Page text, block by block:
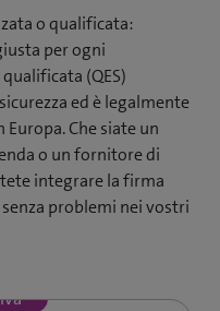
o qualificata:
per ogni
(QES)
ed è legalmente
Che siate un
o un fornitore di
integrare la firma
problemi nei vostri